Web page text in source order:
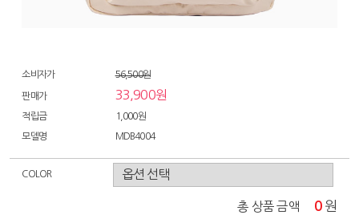
소비자가 56,500원
판매가 33,900원
적립금 1,000원
모델명 MDB4004
COLOR
총 상품 금액 0 원